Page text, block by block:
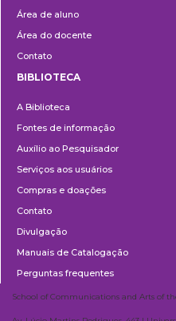
Área de aluno
Área do docente
Contato
BIBLIOTECA
A Biblioteca
Fontes de informação
Auxílio ao Pesquisador
Serviços aos usuários
Compras e doações
Contato
Divulgação
Manuais de Catalogação
Perguntas frequentes
School of Communications and Arts of